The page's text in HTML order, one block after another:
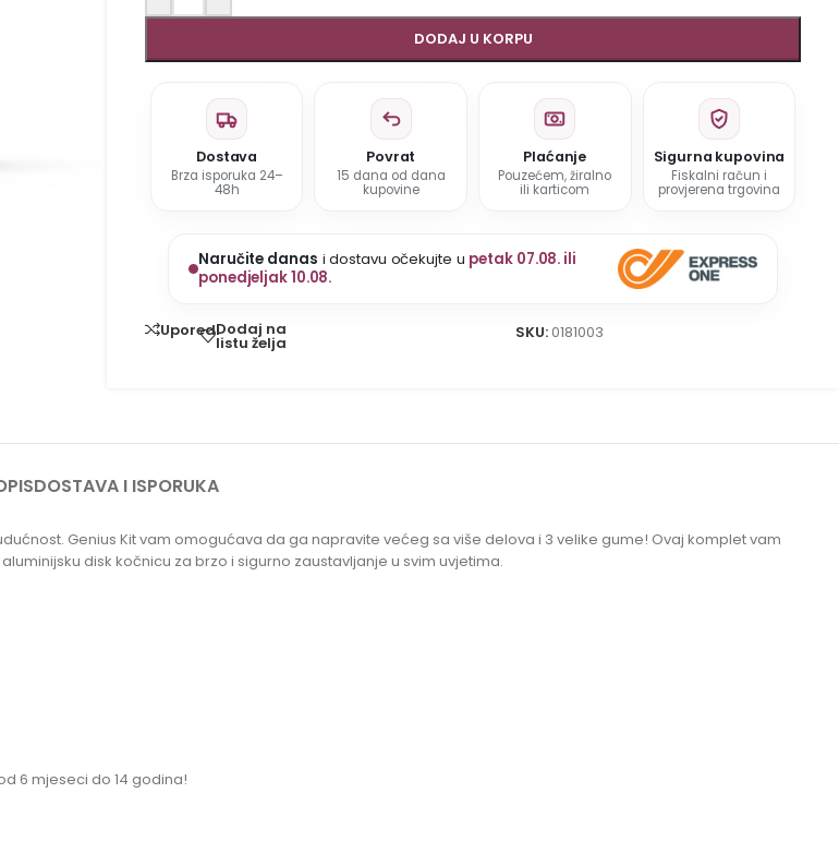
DODAJ U KORPU
Dostava
Brza isporuka 24–
48h
Povrat
15 dana od dana
kupovine
Plaćanje
Pouzećem, žiralno
ili karticom
Sigurna kupovina
Fiskalni račun i
provjerena trgovina
Naručite danas i dostavu očekujte u petak 07.08. ili
ponedjeljak 10.08.
UporediDodaj na
listu želja
SKU: 0181003
DOSTAVA I ISPORUKA
Genius Kit vam omogućava da ga napravite većeg sa više delova i 3 velike gume! Ovaj komplet vam
disk kočnicu za brzo i sigurno zaustavljanje u svim uvjetima.
6 mjeseci do 14 godina!